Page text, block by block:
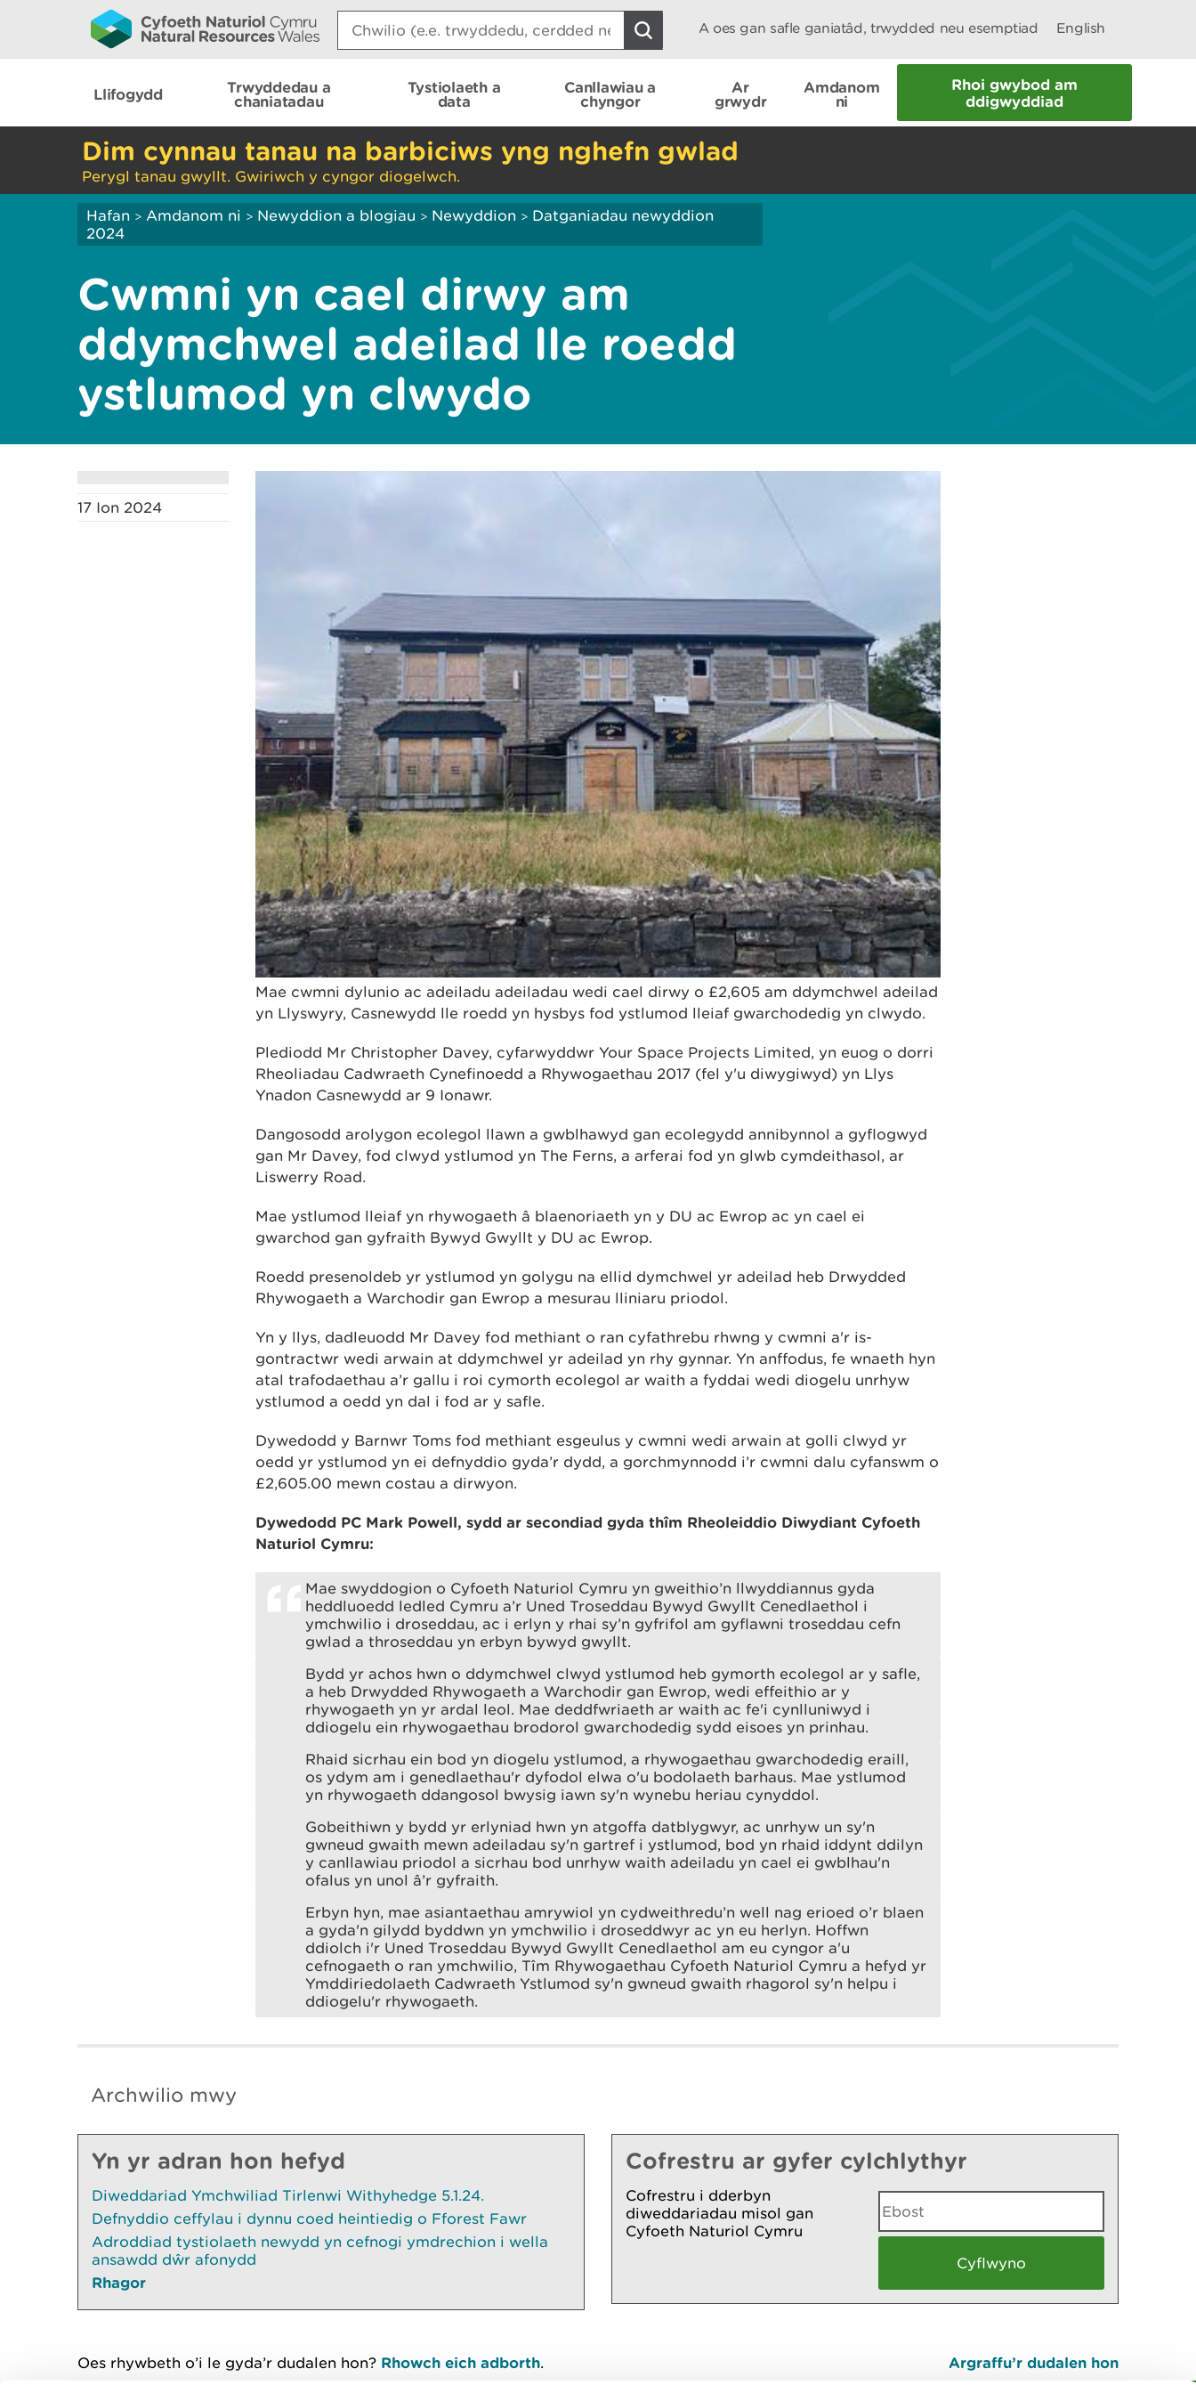
Search:
A oes gan safle ganiatâd, trwydded neu esemptiad English
Llifogydd
Trwyddedau a
chaniatadau
Tystiolaeth a
data
Canllawiau a
chyngor
Ar
grwydr
Amdanom
ni
Rhoi gwybod am
ddigwyddiad
Dim cynnau tanau na barbiciws yng nghefn gwlad
Perygl tanau gwyllt. Gwiriwch y cyngor diogelwch.
Hafan > Amdanom ni > Newyddion a blogiau > Newyddion > Datganiadau newyddion
2024
Cwmni yn cael dirwy am
ddymchwel adeilad lle roedd
ystlumod yn clwydo
17 Ion 2024
Mae cwmni dylunio ac adeiladu adeiladau wedi cael dirwy o £2,605 am ddymchwel adeilad
yn Llyswyry, Casnewydd lle roedd yn hysbys fod ystlumod lleiaf gwarchodedig yn clwydo.
Plediodd Mr Christopher Davey, cyfarwyddwr Your Space Projects Limited, yn euog o dorri
Rheoliadau Cadwraeth Cynefinoedd a Rhywogaethau 2017 (fel y'u diwygiwyd) yn Llys
Ynadon Casnewydd ar 9 Ionawr.
Dangosodd arolygon ecolegol llawn a gwblhawyd gan ecolegydd annibynnol a gyflogwyd
gan Mr Davey, fod clwyd ystlumod yn The Ferns, a arferai fod yn glwb cymdeithasol, ar
Liswerry Road.
Mae ystlumod lleiaf yn rhywogaeth â blaenoriaeth yn y DU ac Ewrop ac yn cael ei
gwarchod gan gyfraith Bywyd Gwyllt y DU ac Ewrop.
Roedd presenoldeb yr ystlumod yn golygu na ellid dymchwel yr adeilad heb Drwydded
Rhywogaeth a Warchodir gan Ewrop a mesurau lliniaru priodol.
Yn y llys, dadleuodd Mr Davey fod methiant o ran cyfathrebu rhwng y cwmni a'r is-
gontractwr wedi arwain at ddymchwel yr adeilad yn rhy gynnar. Yn anffodus, fe wnaeth hyn
atal trafodaethau a’r gallu i roi cymorth ecolegol ar waith a fyddai wedi diogelu unrhyw
ystlumod a oedd yn dal i fod ar y safle.
Dywedodd y Barnwr Toms fod methiant esgeulus y cwmni wedi arwain at golli clwyd yr
oedd yr ystlumod yn ei defnyddio gyda’r dydd, a gorchmynnodd i’r cwmni dalu cyfanswm o
£2,605.00 mewn costau a dirwyon.
Dywedodd PC Mark Powell, sydd ar secondiad gyda thîm Rheoleiddio Diwydiant Cyfoeth
Naturiol Cymru:
Mae swyddogion o Cyfoeth Naturiol Cymru yn gweithio’n llwyddiannus gyda
heddluoedd ledled Cymru a’r Uned Troseddau Bywyd Gwyllt Cenedlaethol i
ymchwilio i droseddau, ac i erlyn y rhai sy’n gyfrifol am gyflawni troseddau cefn
gwlad a throseddau yn erbyn bywyd gwyllt.
Bydd yr achos hwn o ddymchwel clwyd ystlumod heb gymorth ecolegol ar y safle,
a heb Drwydded Rhywogaeth a Warchodir gan Ewrop, wedi effeithio ar y
rhywogaeth yn yr ardal leol. Mae deddfwriaeth ar waith ac fe'i cynlluniwyd i
ddiogelu ein rhywogaethau brodorol gwarchodedig sydd eisoes yn prinhau.
Rhaid sicrhau ein bod yn diogelu ystlumod, a rhywogaethau gwarchodedig eraill,
os ydym am i genedlaethau'r dyfodol elwa o'u bodolaeth barhaus. Mae ystlumod
yn rhywogaeth ddangosol bwysig iawn sy'n wynebu heriau cynyddol.
Gobeithiwn y bydd yr erlyniad hwn yn atgoffa datblygwyr, ac unrhyw un sy'n
gwneud gwaith mewn adeiladau sy'n gartref i ystlumod, bod yn rhaid iddynt ddilyn
y canllawiau priodol a sicrhau bod unrhyw waith adeiladu yn cael ei gwblhau'n
ofalus yn unol â’r gyfraith.
Erbyn hyn, mae asiantaethau amrywiol yn cydweithredu’n well nag erioed o’r blaen
a gyda'n gilydd byddwn yn ymchwilio i droseddwyr ac yn eu herlyn. Hoffwn
ddiolch i'r Uned Troseddau Bywyd Gwyllt Cenedlaethol am eu cyngor a'u
cefnogaeth o ran ymchwilio, Tîm Rhywogaethau Cyfoeth Naturiol Cymru a hefyd yr
Ymddiriedolaeth Cadwraeth Ystlumod sy'n gwneud gwaith rhagorol sy'n helpu i
ddiogelu'r rhywogaeth.
Archwilio mwy
Yn yr adran hon hefyd
Diweddariad Ymchwiliad Tirlenwi Withyhedge 5.1.24.
Defnyddio ceffylau i dynnu coed heintiedig o Fforest Fawr
Adroddiad tystiolaeth newydd yn cefnogi ymdrechion i wella
ansawdd dŵr afonydd
Rhagor
Cofrestru ar gyfer cylchlythyr
Cofrestru i dderbyn
diweddariadau misol gan
Cyfoeth Naturiol Cymru
Oes rhywbeth o’i le gyda’r dudalen hon? Rhowch eich adborth. Argraffu’r dudalen hon